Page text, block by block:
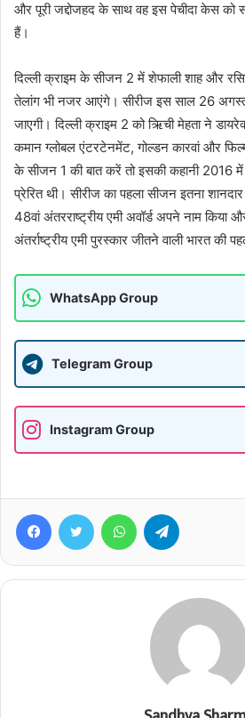
और पूरी जद्दोजहद के साथ वह इस पेचीदा केस को
हैं।
दिल्ली क्राइम के सीजन 2 में शेफाली शाह और
तेलांग भी नजर आएंगे। सीरीज इस साल 26
जाएगी। दिल्ली क्राइम 2 को ऋिची मेहता ने
कमान ग्लोबल एंटरटेनमेंट, गोल्डन कारवां और
के सीजन 1 की बात करें तो इसकी कहानी 2016 में
प्रेरित थी। सीरीज का पहला सीजन इतना
48वां अंतरराष्ट्रीय एमी अवॉर्ड अपने नाम किया
अंतर्राष्ट्रीय एमी पुरस्कार जीतने वाली भारत की
WhatsApp Group
Telegram Group
Instagram Group
FacebookTwitter WhatsApp